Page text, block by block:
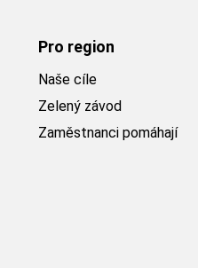
Pro region
Naše cíle
Zelený závod
Zaměstnanci pomáhají